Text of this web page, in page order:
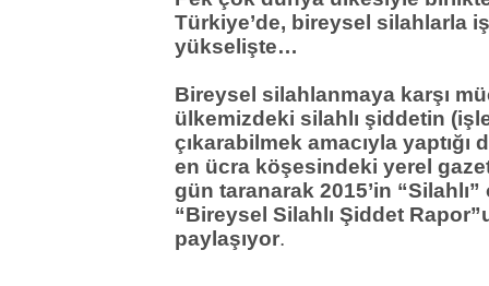
Türkiye’de, bireysel silahlarla
yükselişte…
Bireysel silahlanmaya karşı
ülkemizdeki silahlı şiddetin
çıkarabilmek amacıyla yaptığı
en ücra köşesindeki yerel
gün taranarak 2015’in
“Bireysel Silahlı Şiddet
paylaşıyor.